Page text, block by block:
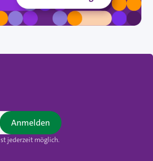
jederzeit möglich.
Anmelden